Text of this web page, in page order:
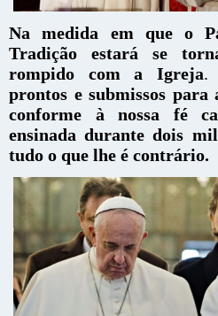
Na medida em que o
Tradição estará se
rompido com a Igreja.
prontos e submissos
conforme à nossa fé
ensinada durante dois
tudo o que lhe é contrário.